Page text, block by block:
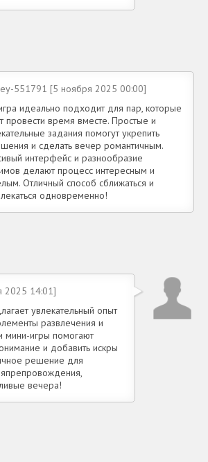
551791 [5 ноября 2025 00:00]
идеально подходит для пар, которые
провести время вместе. Простые и
задания помогут укрепить
и сделать вечер романтичным.
интерфейс и разнообразие
делают процесс интересным и
Отличный способ сближаться и
одновременно!
2025 14:01]
увлекательный опыт
развлечения и
мини-игры помогают
и добавить искры
решение для
вечера!